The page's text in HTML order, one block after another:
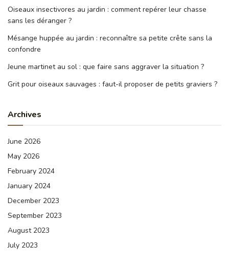
Oiseaux insectivores au jardin : comment repérer leur chasse
sans les déranger ?
Mésange huppée au jardin : reconnaître sa petite crête sans la
confondre
Jeune martinet au sol : que faire sans aggraver la situation ?
Grit pour oiseaux sauvages : faut-il proposer de petits graviers ?
Archives
June 2026
May 2026
February 2024
January 2024
December 2023
September 2023
August 2023
July 2023